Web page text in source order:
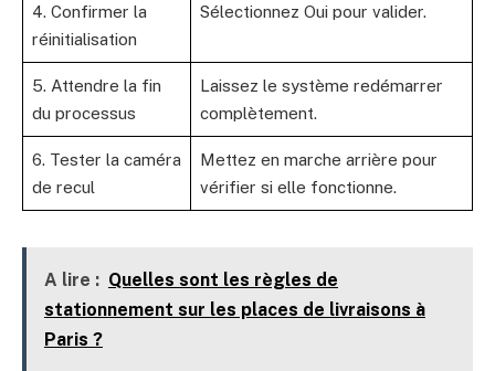
4. Confirmer la
réinitialisation
Sélectionnez Oui pour valider.
5. Attendre la fin
du processus
Laissez le système redémarrer
complètement.
6. Tester la caméra
de recul
Mettez en marche arrière pour
vérifier si elle fonctionne.
A lire : Quelles sont les règles de
stationnement sur les places de livraisons à
Paris ?